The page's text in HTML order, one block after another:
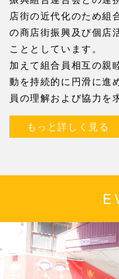
店街の近代化のため組
の商店街振興及び個店
こととしています。
加えて組合員相互の親
動を持続的に円滑に進
員の理解および協力を
もっと詳しく見る